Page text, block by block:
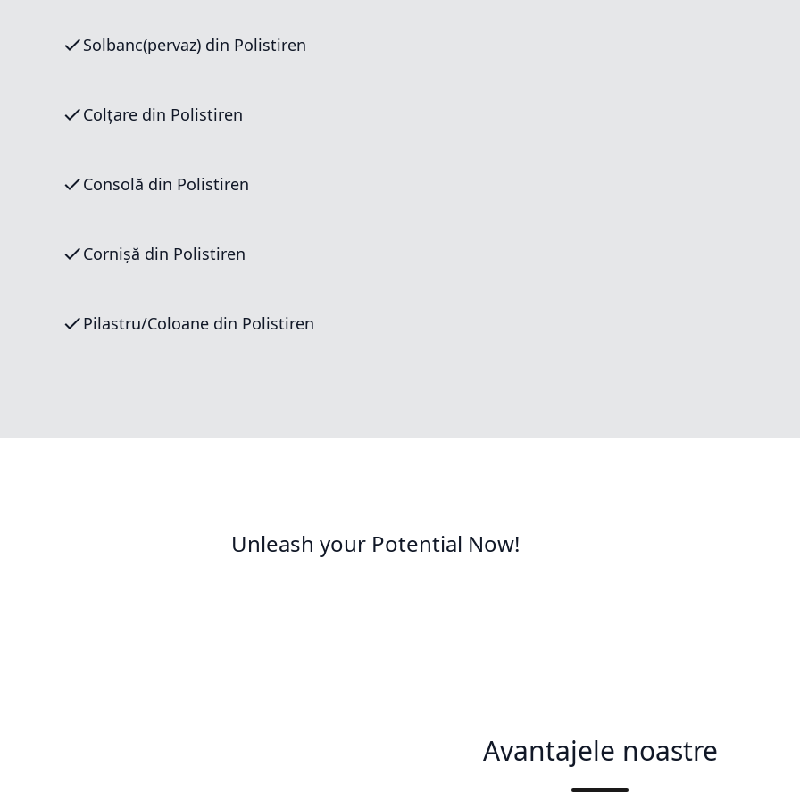
Solbanc(pervaz) din Polistiren
Colțare din Polistiren
Consolă din Polistiren
Cornișă din Polistiren
Pilastru/Coloane din Polistiren
Unleash your Potential Now!
Avantajele noastre